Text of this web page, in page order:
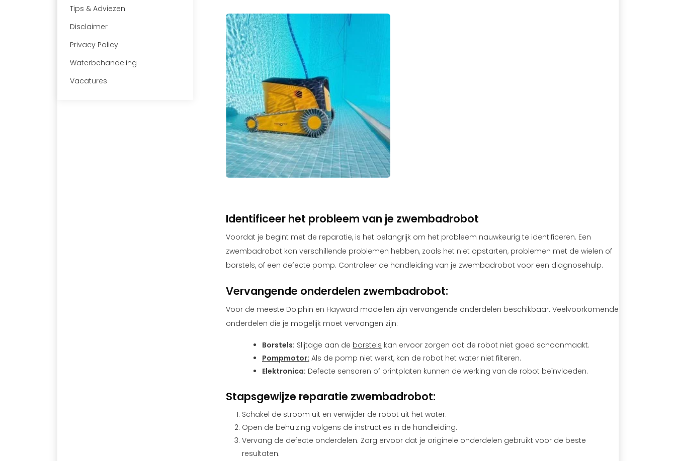
Tips & Adviezen
Disclaimer
Privacy Policy
Waterbehandeling
Vacatures
Identificeer het probleem van je zwembadrobot
Voordat je begint met de reparatie, is het belangrijk om het probleem nauwkeurig te identificeren. Een
zwembadrobot kan verschillende problemen hebben, zoals het niet opstarten, problemen met de wielen of
borstels, of een defecte pomp. Controleer de handleiding van je zwembadrobot voor een diagnosehulp.
Vervangende onderdelen zwembadrobot:
Voor de meeste Dolphin en Hayward modellen zijn vervangende onderdelen beschikbaar. Veelvoorkomende
onderdelen die je mogelijk moet vervangen zijn:
Borstels: Slijtage aan de borstels kan ervoor zorgen dat de robot niet goed schoonmaakt.
Pompmotor: Als de pomp niet werkt, kan de robot het water niet filteren.
Elektronica: Defecte sensoren of printplaten kunnen de werking van de robot beïnvloeden.
Stapsgewijze reparatie zwembadrobot:
Schakel de stroom uit en verwijder de robot uit het water.
Open de behuizing volgens de instructies in de handleiding.
Vervang de defecte onderdelen. Zorg ervoor dat je originele onderdelen gebruikt voor de beste
resultaten.